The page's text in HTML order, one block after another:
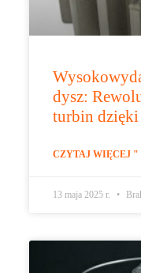
dysz:
turbin
CZYTAJ WIĘCEJ "
13 maja 2025 r.